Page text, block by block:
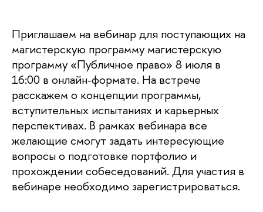
Приглашаем на вебинар для поступающих на
магистерскую программу магистерскую
программу «Публичное право» 8 июля в
16:00 в онлайн-формате. На встрече
расскажем о концепции программы,
вступительных испытаниях и карьерных
перспективах. В рамках вебинара все
желающие смогут задать интересующие
вопросы о подготовке портфолио и
прохождении собеседований. Для участия в
вебинаре необходимо зарегистрироваться.